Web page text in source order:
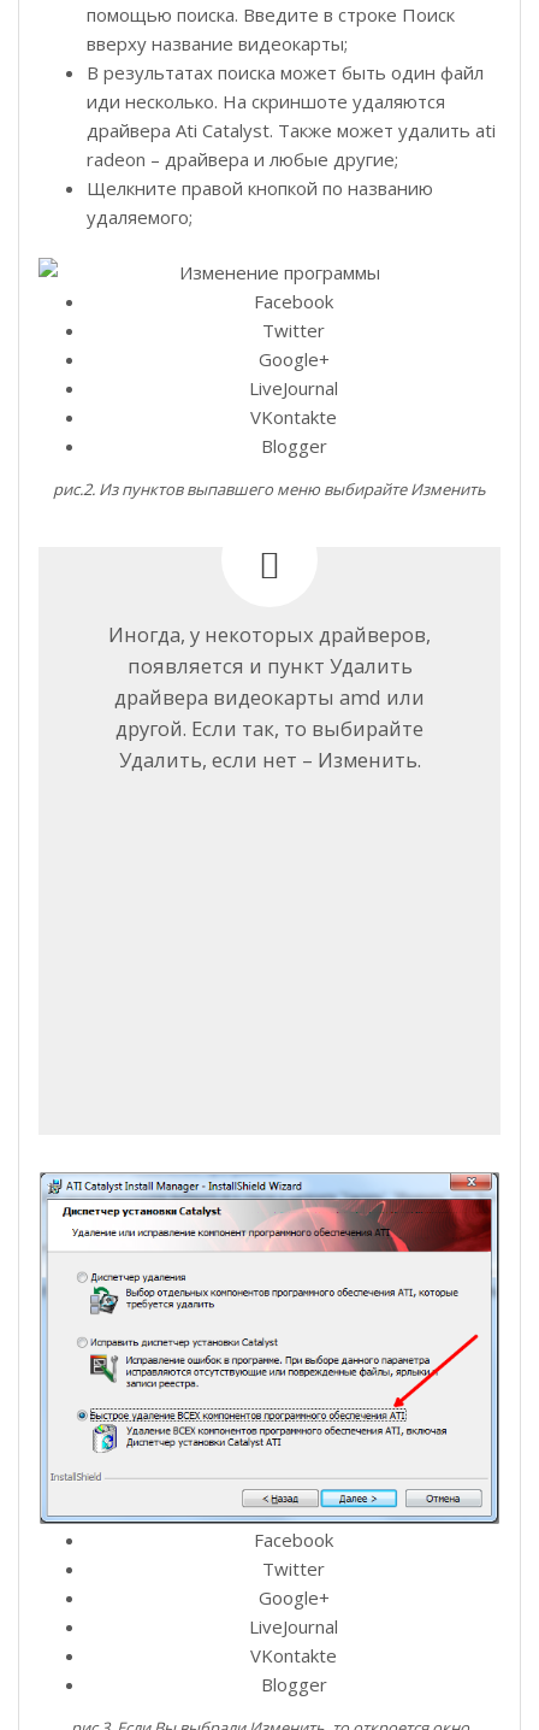
помощью поиска. Введите в строке Поиск
вверху название видеокарты;
В результатах поиска может быть один файл
иди несколько. На скриншоте удаляются
драйвера Ati Catalyst. Также может удалить ati
radeon – драйвера и любые другие;
Щелкните правой кнопкой по названию
удаляемого;
Facebook
Twitter
Google+
LiveJournal
VKontakte
Blogger
рис.2. Из пунктов выпавшего меню выбирайте Изменить
Иногда, у некоторых драйверов,
появляется и пункт Удалить
драйвера видеокарты amd или
другой. Если так, то выбирайте
Удалить, если нет – Изменить.
Facebook
Twitter
Google+
LiveJournal
VKontakte
Blogger